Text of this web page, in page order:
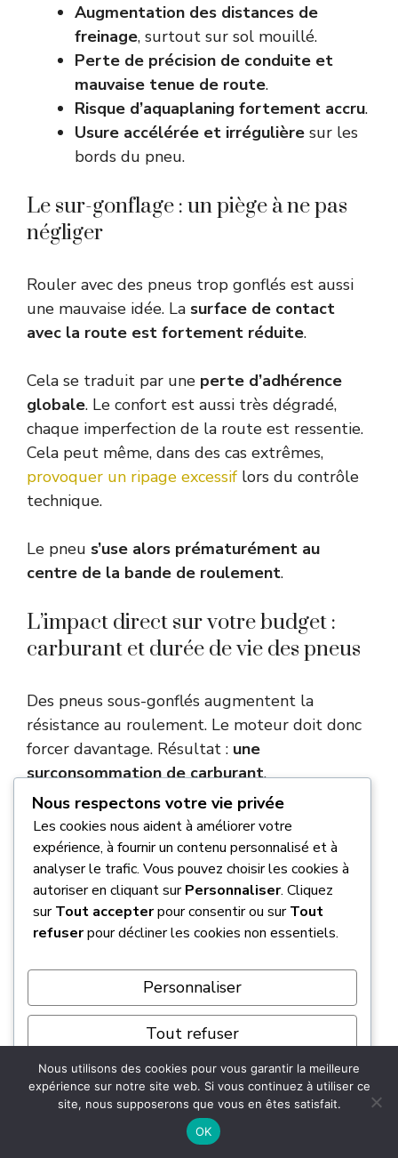
Augmentation des distances de
freinage, surtout sur sol mouillé.
Perte de précision de conduite et
mauvaise tenue de route.
Risque d’aquaplaning fortement accru.
Usure accélérée et irrégulière sur les
bords du pneu.
Le sur-gonflage : un piège à ne pas
négliger
Rouler avec des pneus trop gonflés est aussi
une mauvaise idée. La surface de contact
avec la route est fortement réduite.
Cela se traduit par une perte d’adhérence
globale. Le confort est aussi très dégradé,
chaque imperfection de la route est ressentie.
Cela peut même, dans des cas extrêmes,
provoquer un ripage excessif lors du contrôle
technique.
Le pneu s’use alors prématurément au
centre de la bande de roulement.
L’impact direct sur votre budget :
carburant et durée de vie des pneus
Des pneus sous-gonflés augmentent la
résistance au roulement. Le moteur doit donc
forcer davantage. Résultat : une
surconsommation de carburant.
Une pression incorrecte, qu’elle soit trop haute
ou trop basse, cause uneusure anormale . Vos
pneus dureront bien moins longtemps. Au prix
des pneumatiques aujourd’hui, y prêter
attention est une économie facile à réaliser.
Prendre soin de la pression des pneus de votre
3008 n’est pas qu’un détail technique, c’est
unegarantie de sécurité. Pensez àvérifier
vos gommes à froidchaque mois et avant les
grands départs. Ce petit réflexe protège votre
portefeuille etassure une tenue de route
impeccable , quelle que soit votre
Nous respectons votre vie privée
Les cookies nous aident à améliorer votre
expérience, à fournir un contenu personnalisé et à
analyser le trafic. Vous pouvez choisir les cookies à
autoriser en cliquant surPersonnaliser. Cliquez
surTout accepterpour consentir ou surTout
refuserpour décliner les cookies non essentiels.
Personnaliser
Tout refuser
Tout accepter
Nous utilisons des cookies pour vous garantir la meilleure
expérience sur notre site web. Si vous continuez à utiliser ce
site, nous supposerons que vous en êtes satisfait.
OK